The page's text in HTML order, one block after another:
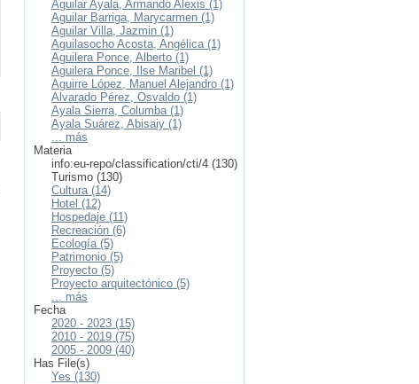
Aguilar Ayala, Armando Alexis (1)
Aguilar Barriga, Marycarmen (1)
Aguilar Villa, Jazmin (1)
Aguilasocho Acosta, Angélica (1)
Aguilera Ponce, Alberto (1)
Aguilera Ponce, Ilse Maribel (1)
Aguirre López, Manuel Alejandro (1)
Alvarado Pérez, Osvaldo (1)
Ayala Sierra, Columba (1)
Ayala Suárez, Abisaiy (1)
... más
Materia
info:eu-repo/classification/cti/4 (130)
Turismo (130)
Cultura (14)
Hotel (12)
Hospedaje (11)
Recreación (6)
Ecología (5)
Patrimonio (5)
Proyecto (5)
Proyecto arquitectónico (5)
... más
Fecha
2020 - 2023 (15)
2010 - 2019 (75)
2005 - 2009 (40)
Has File(s)
Yes (130)